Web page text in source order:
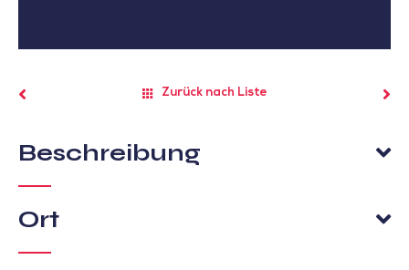
Zurück nach Liste
Beschreibung
Ort